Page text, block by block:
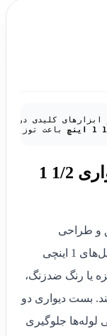
کلیدی در صنعت تأسیسات و
باعث توزیع بهتر نیرو و کاهش ارتعاشات می‌شود و دوام سازه را تضمین می‌کند. نصب سریع و آسان این بست از
ویژگی های بست دو پایه دیواری 1/2 1
و طراحی
استاندارد، هماهنگی کامل با لوله‌ها و پروفیل‌های 1 اینچی
یا رنگ ضدزنگ،
بست دیواری دو
لوله‌ها جلوگیری